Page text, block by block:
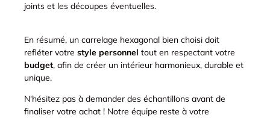
joints et les découpes éventuelles.
En résumé, un carrelage hexagonal bien choisi doit
refléter votre style personnel tout en respectant votre
budget, afin de créer un intérieur harmonieux, durable et
unique.
N'hésitez pas à demander des échantillons avant de
finaliser votre achat ! Notre équipe reste à votre